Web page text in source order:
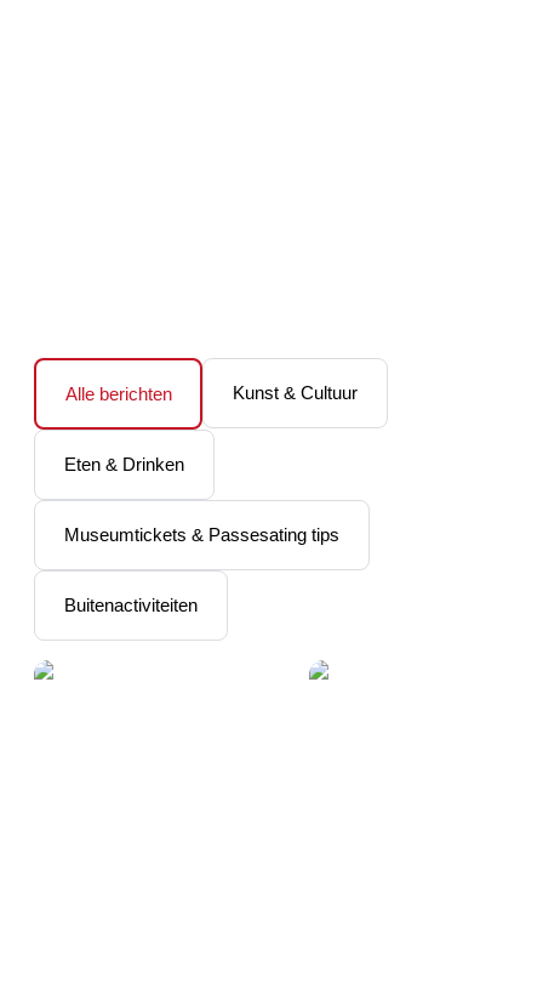
Alle berichten Kunst & Cultuur
Eten & Drinken
Museumtickets & Passesating tips
Buitenactiviteiten